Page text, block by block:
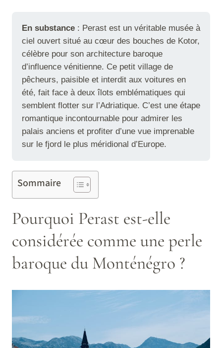
En substance : Perast est un véritable musée à
ciel ouvert situé au cœur des bouches de Kotor,
célèbre pour son architecture baroque
d’influence vénitienne. Ce petit village de
pêcheurs, paisible et interdit aux voitures en
été, fait face à deux îlots emblématiques qui
semblent flotter sur l’Adriatique. C’est une étape
romantique incontournable pour admirer les
palais anciens et profiter d’une vue imprenable
sur le fjord le plus méridional d’Europe.
Sommaire
Pourquoi Perast est-elle
considérée comme une perle
baroque du Monténégro ?